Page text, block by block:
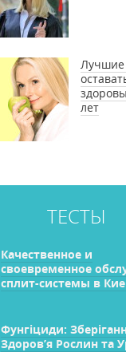
Лучшие
лет
ТЕСТЫ
Качественное и
своевременное
сплит-системы в
Фунгіциди:
Здоров’я Рослин та